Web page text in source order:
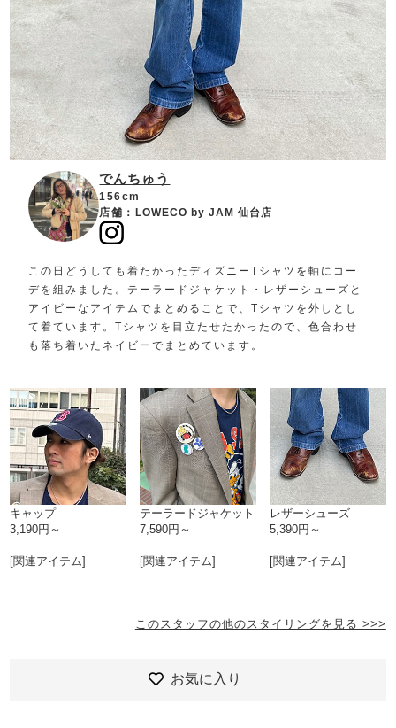
でんちゅう
156cm
店舗： LOWECO by JAM 仙台店
この日どうしても着たかったディズニーTシャツを軸にコー
デを組みました。テーラードジャケット・レザーシューズと
アイビーなアイテムでまとめることで、Tシャツを外しとし
て着ています。Tシャツを目立たせたかったので、色合わせ
も落ち着いたネイビーでまとめています。
キャップ
3,190円～
[関連アイテム]
テーラードジャケット
7,590円～
[関連アイテム]
レザーシューズ
5,390円～
[関連アイテム]
このスタッフの他のスタイリングを見る >>>
お気に入り